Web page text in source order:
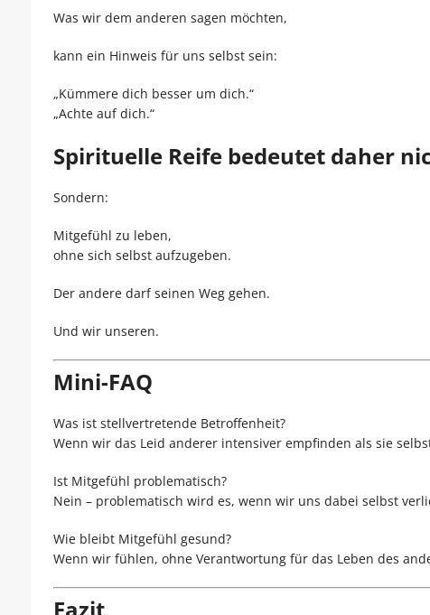
Was wir dem anderen sagen möchten,
kann ein Hinweis für uns selbst sein:
„Kümmere dich besser um dich.“
„Achte auf dich.“
Spirituelle Reife bedeutet daher
Sondern:
Mitgefühl zu leben,
ohne sich selbst aufzugeben.
Der andere darf seinen Weg gehen.
Und wir unseren.
Mini-FAQ
Was ist stellvertretende Betroffenheit?
Wenn wir das Leid anderer intensiver empfinden als sie
Ist Mitgefühl problematisch?
Nein – problematisch wird es, wenn wir uns dabei selbst
Wie bleibt Mitgefühl gesund?
Wenn wir fühlen, ohne Verantwortung für das Leben des